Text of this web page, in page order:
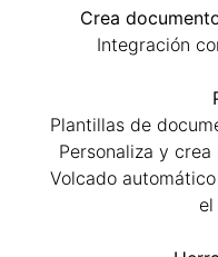
Crea
Integración
Plantillas de
Personaliza y
Volcado